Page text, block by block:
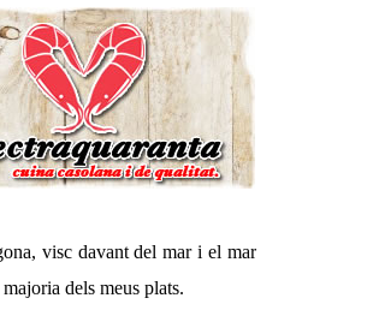
visc davant del mar i el mar
dels meus plats.